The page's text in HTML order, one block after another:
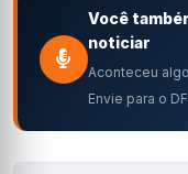
Você
noticiar
Aconteceu
Envie para o